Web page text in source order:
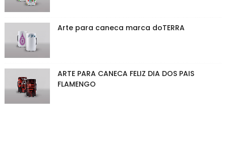
Arte para caneca marca doTERRA
ARTE PARA CANECA FELIZ DIA DOS PAIS
FLAMENGO